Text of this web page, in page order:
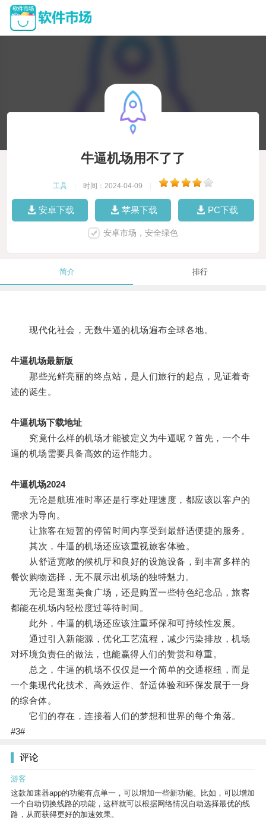
牛逼机场用不了了
工具 时间：2024-04-09
安卓下载 苹果下载 PC下载
安卓市场，安全绿色
简介 排行
现代化社会，无数牛逼的机场遍布全球各地。
牛逼机场最新版
那些光鲜亮丽的终点站，是人们旅行的起点，见证着奇
迹的诞生。
牛逼机场下载地址
究竟什么样的机场才能被定义为牛逼呢？首先，一个牛
逼的机场需要具备高效的运作能力。
牛逼机场2024
无论是航班准时率还是行李处理速度，都应该以客户的
需求为导向。
让旅客在短暂的停留时间内享受到最舒适便捷的服务。
其次，牛逼的机场还应该重视旅客体验。
从舒适宽敞的候机厅和良好的设施设备，到丰富多样的
餐饮购物选择，无不展示出机场的独特魅力。
无论是逛逛美食广场，还是购置一些特色纪念品，旅客
都能在机场内轻松度过等待时间。
此外，牛逼的机场还应该注重环保和可持续性发展。
通过引入新能源，优化工艺流程，减少污染排放，机场
对环境负责任的做法，也能赢得人们的赞赏和尊重。
总之，牛逼的机场不仅仅是一个简单的交通枢纽，而是
一个集现代化技术、高效运作、舒适体验和环保发展于一身
的综合体。
它们的存在，连接着人们的梦想和世界的每个角落。
#3#
评论
游客
这款加速器app的功能有点单一，可以增加一些新功能。比如，可以增加
一个自动切换线路的功能，这样就可以根据网络情况自动选择最优的线
路，从而获得更好的加速效果。